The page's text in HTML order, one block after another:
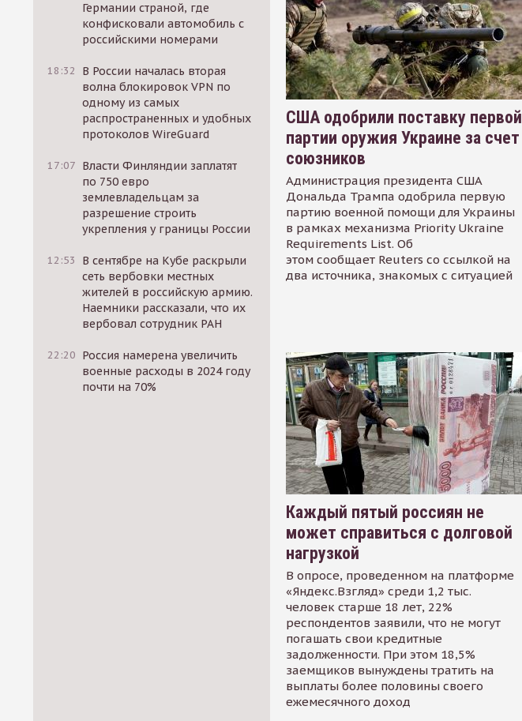
Германии страной, где
конфисковали автомобиль с
российскими номерами
18:32
В России началась вторая
волна блокировок VPN по
одному из самых
распространенных и удобных
протоколов WireGuard
17:07 Власти Финляндии заплатят
по 750 евро
землевладельцам за
разрешение строить
укрепления у границы России
12:53
В сентябре на Кубе раскрыли
сеть вербовки местных
жителей в российскую армию.
Наемники рассказали, что их
вербовал сотрудник РАН
22:20 Россия намерена увеличить
военные расходы в 2024 году
почти на 70%
США одобрили поставку первой
партии оружия Украине за счет
союзников
Администрация президента США
Дональда Трампа одобрила первую
партию военной помощи для Украины
в рамках механизма Priority Ukraine
Requirements List. Об
этом сообщает Reuters со ссылкой на
два источника, знакомых с ситуацией
Каждый пятый россиян не
может справиться с долговой
нагрузкой
В опросе, проведенном на платформе
«Яндекс.Взгляд» среди 1,2 тыс.
человек старше 18 лет, 22%
респондентов заявили, что не могут
погашать свои кредитные
задолженности. При этом 18,5%
заемщиков вынуждены тратить на
выплаты более половины своего
ежемесячного доход